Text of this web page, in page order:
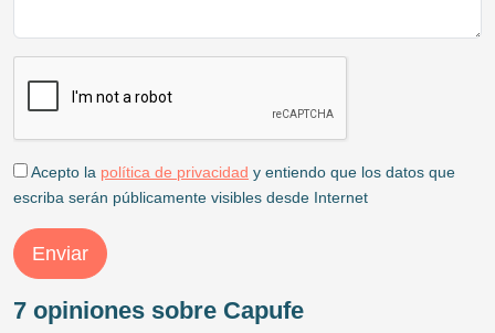
Acepto la política de privacidad y entiendo que los datos que
escriba serán públicamente visibles desde Internet
Enviar
7 opiniones sobre Capufe